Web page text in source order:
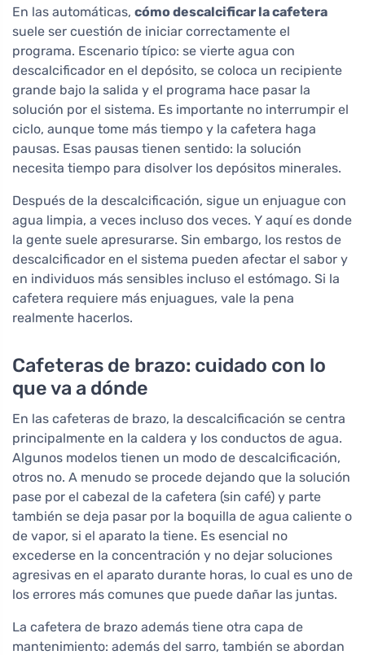
En las automáticas, cómo descalcificar la cafetera
suele ser cuestión de iniciar correctamente el
programa. Escenario típico: se vierte agua con
descalcificador en el depósito, se coloca un recipiente
grande bajo la salida y el programa hace pasar la
solución por el sistema. Es importante no interrumpir el
ciclo, aunque tome más tiempo y la cafetera haga
pausas. Esas pausas tienen sentido: la solución
necesita tiempo para disolver los depósitos minerales.
Después de la descalcificación, sigue un enjuague con
agua limpia, a veces incluso dos veces. Y aquí es donde
la gente suele apresurarse. Sin embargo, los restos de
descalcificador en el sistema pueden afectar el sabor y
en individuos más sensibles incluso el estómago. Si la
cafetera requiere más enjuagues, vale la pena
realmente hacerlos.
Cafeteras de brazo: cuidado con lo
que va a dónde
En las cafeteras de brazo, la descalcificación se centra
principalmente en la caldera y los conductos de agua.
Algunos modelos tienen un modo de descalcificación,
otros no. A menudo se procede dejando que la solución
pase por el cabezal de la cafetera (sin café) y parte
también se deja pasar por la boquilla de agua caliente o
de vapor, si el aparato la tiene. Es esencial no
excederse en la concentración y no dejar soluciones
agresivas en el aparato durante horas, lo cual es uno de
los errores más comunes que puede dañar las juntas.
La cafetera de brazo además tiene otra capa de
mantenimiento: además del sarro, también se abordan